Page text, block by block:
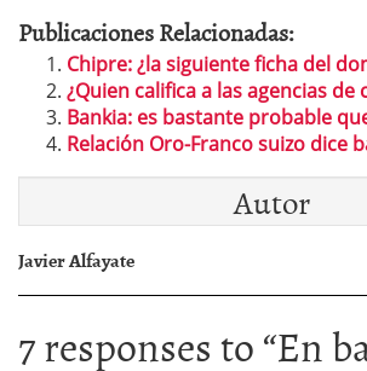
Publicaciones Relacionadas:
Chipre: ¿la siguiente ficha del
¿Quien califica a las agencias de
Bankia: es bastante probable
Relación Oro-Franco suizo dice
Autor
Javier Alfayate
7 responses to “En